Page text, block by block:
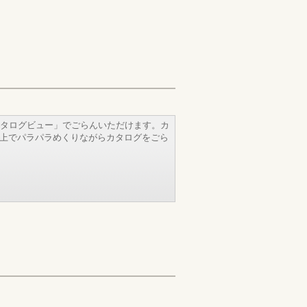
ログビュー」でごらんいただけます。カ
でパラパラめくりながらカタログをごら